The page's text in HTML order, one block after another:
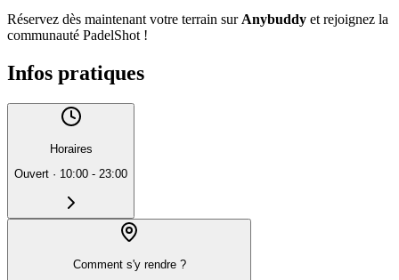
Réservez dès maintenant votre terrain surAnybuddy et rejoignez la
communauté PadelShot !
Infos pratiques
Horaires
Ouvert · 10:00 - 23:00
Comment s'y rendre ?